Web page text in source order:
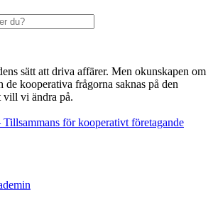
sätt att driva affärer. Men okunskapen om
de kooperativa frågorna saknas på den
vill vi ändra på.
för kooperativt företagande